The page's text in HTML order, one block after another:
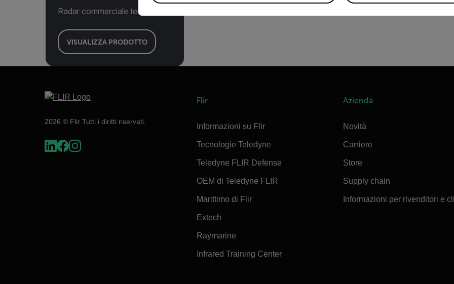
Radar commerciale terrestre
VISUALIZZA PRODOTTO
2026 © Flir Tutti i diritti riservati.
Flir
Informazioni su Flir
Tecnologie Teledyne
Teledyne FLIR Defense
OEM di Teledyne FLIR
Marittimo di Flir
Extech
Raymarine
Infrared Training Center
Azienda
Novità
Carriere
Store
Supply chain
Informazioni per rivenditori e